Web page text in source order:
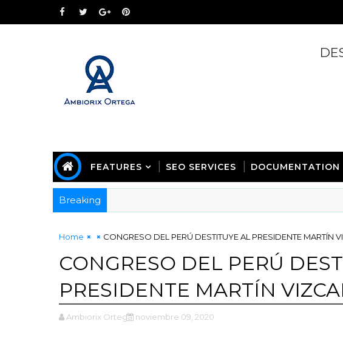
FEATURES SEO SERVICES DOCUMENTATION
Breaking
Home CONGRESO DEL PERÚ DESTITUYE AL PRESIDENTE MARTÍN
CONGRESO DEL PERÚ
PRESIDENTE MARTÍN
Ambiorix Ortega noviembre 09, 2020